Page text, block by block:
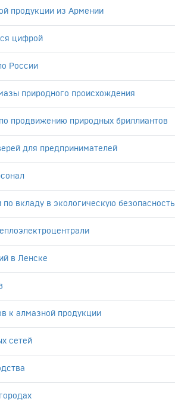
продукции из Армении
цифрой
России
природного происхождения
продвижению природных бриллиантов
для предпринимателей
вкладу в экологическую безопасность
в Ленске
к алмазной продукции
сетей